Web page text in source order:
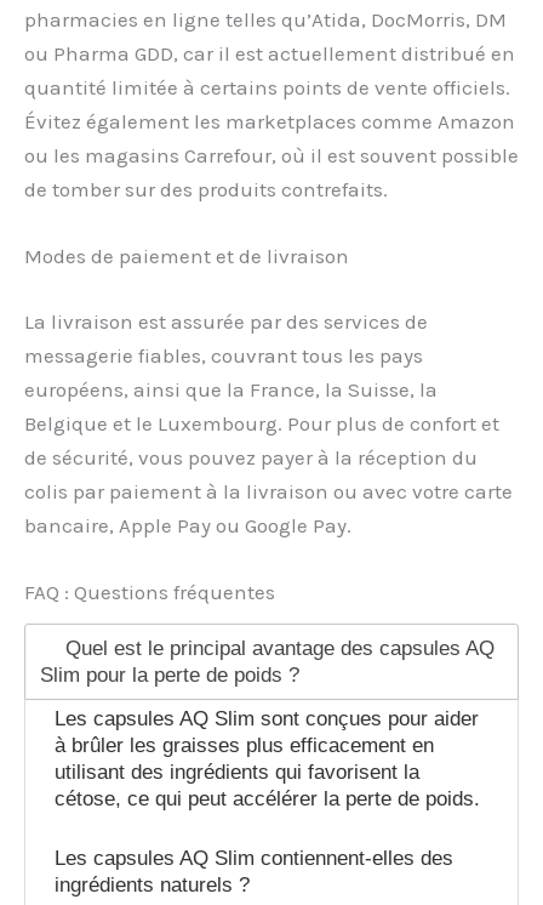
pharmacies en ligne telles qu’Atida, DocMorris, DM
ou Pharma GDD, car il est actuellement distribué en
quantité limitée à certains points de vente officiels.
Évitez également les marketplaces comme Amazon
ou les magasins Carrefour, où il est souvent possible
de tomber sur des produits contrefaits.
Modes de paiement et de livraison
La livraison est assurée par des services de
messagerie fiables, couvrant tous les pays
européens, ainsi que la France, la Suisse, la
Belgique et le Luxembourg. Pour plus de confort et
de sécurité, vous pouvez payer à la réception du
colis par paiement à la livraison ou avec votre carte
bancaire, Apple Pay ou Google Pay.
FAQ : Questions fréquentes
Quel est le principal avantage des capsules AQ
Slim pour la perte de poids ?
Les capsules AQ Slim sont conçues pour aider
à brûler les graisses plus efficacement en
utilisant des ingrédients qui favorisent la
cétose, ce qui peut accélérer la perte de poids.
Les capsules AQ Slim contiennent-elles des
ingrédients naturels ?